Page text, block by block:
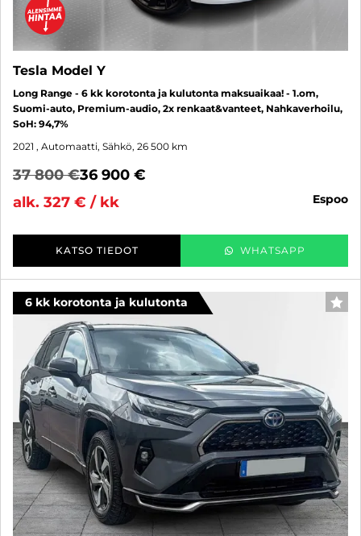
Tesla Model Y
Long Range - 6 kk korotonta ja kulutonta maksuaikaa! - 1.om,
Suomi-auto, Premium-audio, 2x renkaat&vanteet, Nahkaverhoilu,
SoH: 94,7%
2021 , Automaatti, Sähkö, 26 500 km
37 800 €36 900 €
alk. 327 € / kk
espoo
KATSO TIEDOT WHATSAPP
6 kk korotonta ja kulutonta